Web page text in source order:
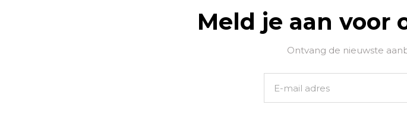
Meld je aan voor
Ontvang de nieuwste